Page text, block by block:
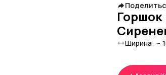
Горшок
Ширина: ~